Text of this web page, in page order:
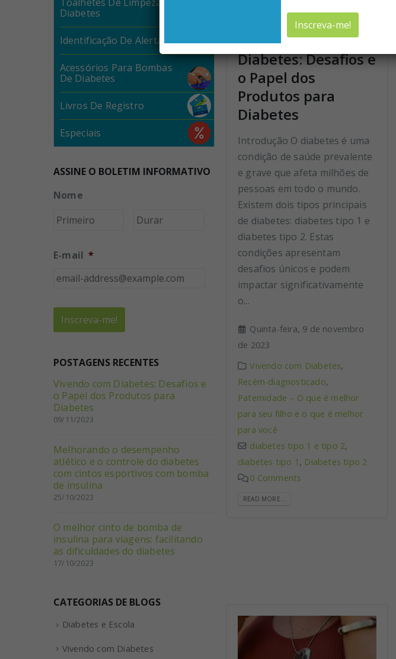
Vivendo com
Diabetes: Desafios e
o Papel dos
Produtos para
Diabetes
Introdução O diabetes é uma
condição de saúde prevalente
e grave que afeta milhões de
pessoas em todo o mundo.
Existem dois tipos principais
de diabetes: diabetes tipo 1 e
diabetes tipo 2. Estas
condições apresentam
desafios únicos e podem
impactar significativamente
o...
Quinta-feira, 9 de novembro
de 2023
Vivendo com Diabetes,
Recém-diagnosticado,
Paternidade – O que é melhor
para seu filho e o que é melhor
para você
diabetes tipo 1 e tipo 2,
diabetes tipo 1 , Diabetes tipo 2
0 Comments
READ MORE...
Diabetes
Identificação De Alerta De Mídia
Acessórios Para Bombas
De Diabetes
Livros De Registro
Especiais
ASSINE O BOLETIM INFORMATIVO
Nome
Primeiro
E-mail *
POSTAGENS RECENTES
Vivendo com Diabetes: Desafios e
o Papel dos Produtos para
Diabetes
09/11/2023
Melhorando o desempenho
atlético e o controle do diabetes
com cintos esportivos com bomba
de insulina
25/10/2023
O melhor cinto de bomba de
insulina para viagens: facilitando
as dificuldades do diabetes
17/10/2023
CATEGORIAS DE BLOGS
Diabetes e Escola
Vivendo com Diabetes